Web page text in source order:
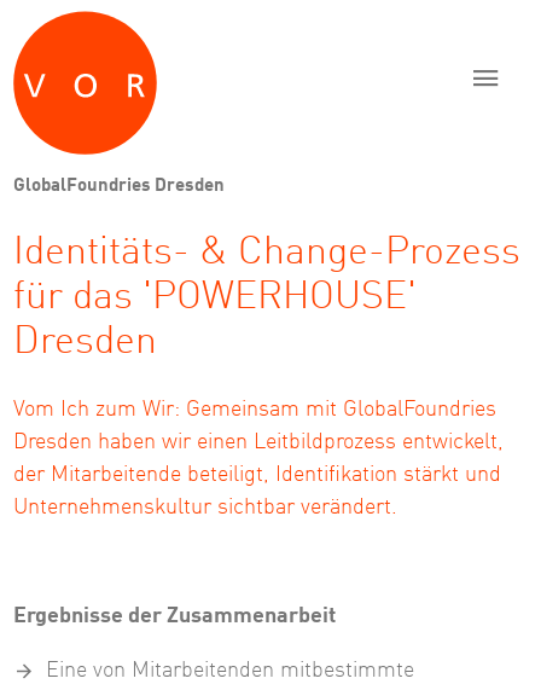
Zum Inhalt springen
Zur Navigation springen
Zum Fußbereich und Kontakt springen
GlobalFoundries Dresden
Identitäts- & Change-Prozess
für das 'POWERHOUSE'
Dresden
Vom Ich zum Wir: Gemeinsam mit GlobalFoundries
Dresden haben wir einen Leitbildprozess entwickelt,
der Mitarbeitende beteiligt, Identifikation stärkt und
Unternehmenskultur sichtbar verändert.
Ergebnisse der Zusammenarbeit
Eine von Mitarbeitenden mitbestimmte